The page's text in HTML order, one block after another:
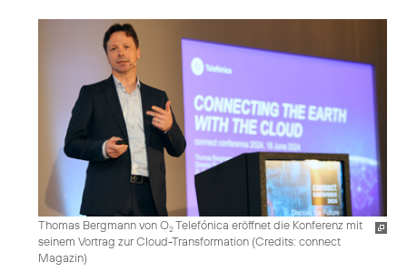
Thomas Bergmann von O2Telefónica eröffnet die Konferenz mit
seinem Vortrag zur Cloud-Transformation (Credits: connect
Magazin)